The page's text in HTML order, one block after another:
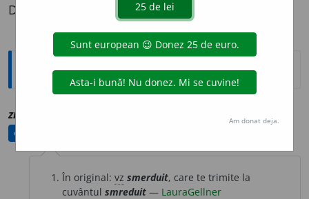
Definiția cu ID-ul 1220250:
Explicative DEX
zmerdu
corectat(ă)
În original: vz smerduit, care te trimite la
cuvântul smreduit — LauraGellner
Am donat deja.